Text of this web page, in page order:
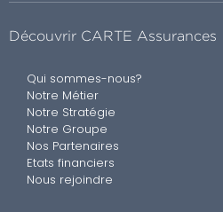
Découvrir CARTE Assurances
Qui sommes-nous?
Notre Métier
Notre Stratégie
Notre Groupe
Nos Partenaires
Etats financiers
Nous rejoindre